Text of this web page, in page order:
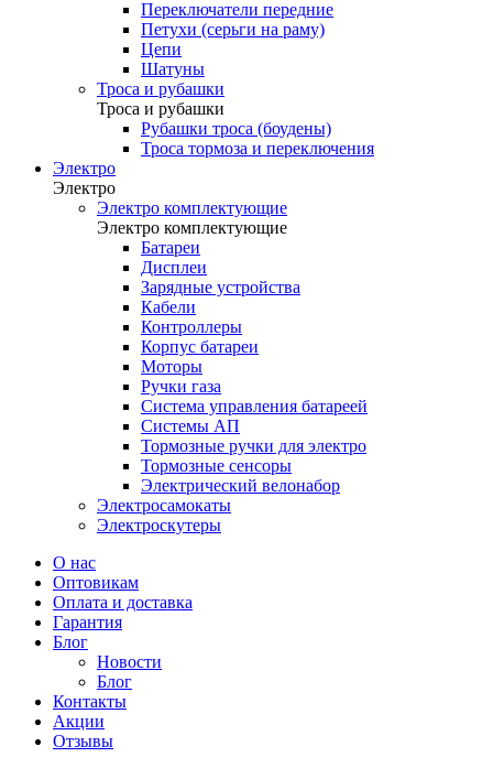
Переключатели передние
Петухи (серьги на раму)
Цепи
Шатуны
Троса и рубашки
Троса и рубашки
Рубашки троса (боудены)
Троса тормоза и переключения
Электро
Электро
Электро комплектующие
Электро комплектующие
Батареи
Дисплеи
Зарядные устройства
Кабели
Контроллеры
Корпус батареи
Моторы
Ручки газа
Система управления батареей
Системы АП
Тормозные ручки для электро
Тормозные сенсоры
Электрический велонабор
Электросамокаты
Электроскутеры
О нас
Оптовикам
Оплата и доставка
Гарантия
Блог
Новости
Блог
Контакты
Акции
Отзывы